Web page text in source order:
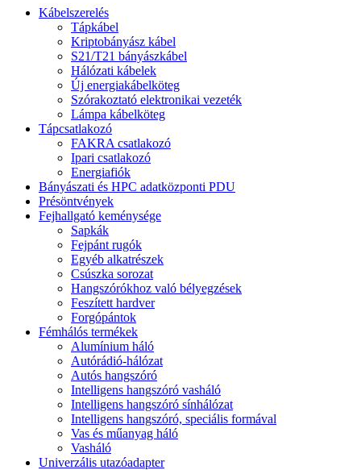
Kábelszerelés
Tápkábel
Kriptobányász kábel
S21/T21 bányászkábel
Hálózati kábelek
Új energiakábelköteg
Szórakoztató elektronikai vezeték
Lámpa kábelköteg
Tápcsatlakozó
FAKRA csatlakozó
Ipari csatlakozó
Energiafiók
Bányászati ​​és HPC adatközponti PDU
Présöntvények
Fejhallgató keménysége
Sapkák
Fejpánt rugók
Egyéb alkatrészek
Csúszka sorozat
Hangszórókhoz való bélyegzések
Feszített hardver
Forgópántok
Fémhálós termékek
Alumínium háló
Autórádió-hálózat
Autós hangszóró
Intelligens hangszóró vasháló
Intelligens hangszóró sínhálózat
Intelligens hangszóró, speciális formával
Vas és műanyag háló
Vasháló
Univerzális utazóadapter